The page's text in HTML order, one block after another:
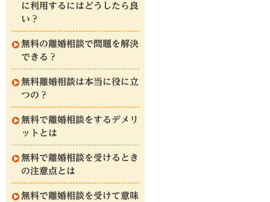
に利用するにはどうしたら良
い？
無料の離婚相談で問題を解決
できる？
無料離婚相談は本当に役に立
つの？
無料で離婚相談をするデメリ
ットとは
無料で離婚相談を受けるとき
の注意点とは
無料で離婚相談を受けて意味